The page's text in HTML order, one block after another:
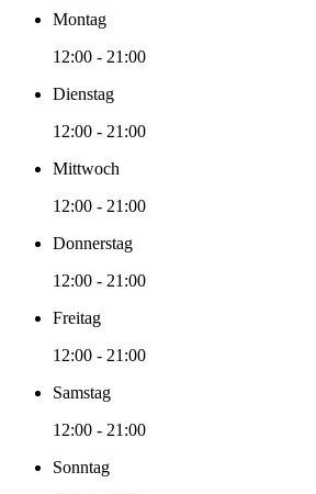
Montag
12:00 - 21:00
Dienstag
12:00 - 21:00
Mittwoch
12:00 - 21:00
Donnerstag
12:00 - 21:00
Freitag
12:00 - 21:00
Samstag
12:00 - 21:00
Sonntag